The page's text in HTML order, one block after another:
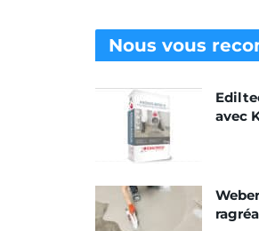
Nous vous
avec